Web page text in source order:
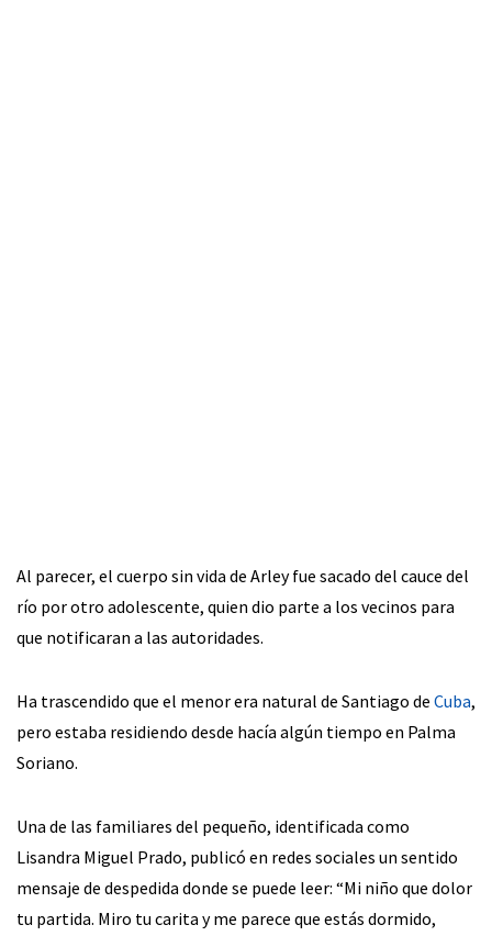
Al parecer, el cuerpo sin vida de Arley fue sacado del cauce del
río por otro adolescente, quien dio parte a los vecinos para
que notificaran a las autoridades.
Ha trascendido que el menor era natural de Santiago de Cuba,
pero estaba residiendo desde hacía algún tiempo en Palma
Soriano.
Una de las familiares del pequeño, identificada como
Lisandra Miguel Prado, publicó en redes sociales un sentido
mensaje de despedida donde se puede leer: “Mi niño que dolor
tu partida. Miro tu carita y me parece que estás dormido,